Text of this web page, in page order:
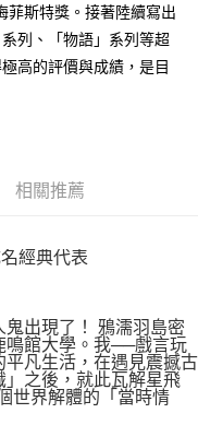
頁面顯示為準，若有關於
，請聯繫「AFTEE先享後付
損失，本公司不負相關責
號之用戶狀況，依本公司即
情形，本公司將視審查結果
。若發現惡意使用之情形，
額度並採取法律行動。
查看運費
菲斯特獎。接著陸續寫出
列、「物語」系列等超
高的評價與成績，是目
相關推薦
經典代表
鬼出現了！ 鴉濡羽島密
鳴館大學。我──戲言玩
凡生活，在遇見震撼古
之後，就此瓦解星飛
世界解體的「當時情